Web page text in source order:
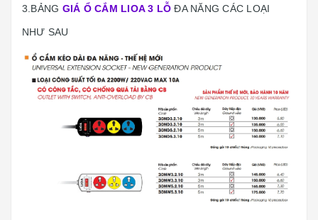
3.BẢNG GIÁ Ổ CẮM LIOA 3 LỖ ĐA NĂNG CÁC LOẠI
NHƯ SAU